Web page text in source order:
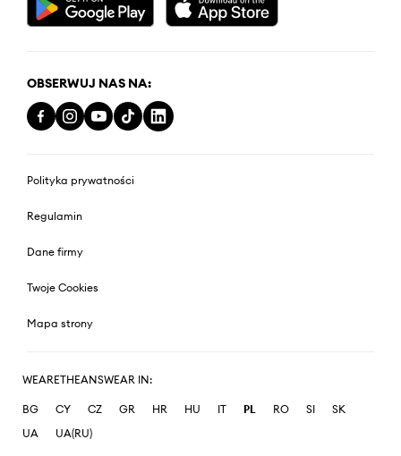
OBSERWUJ NAS NA:
Polityka prywatności
Regulamin
Dane firmy
Twoje Cookies
Mapa strony
WEARETHEANSWEAR IN:
BG CY CZ GR HR HU IT PL RO SI
SK
UA
UA(RU)